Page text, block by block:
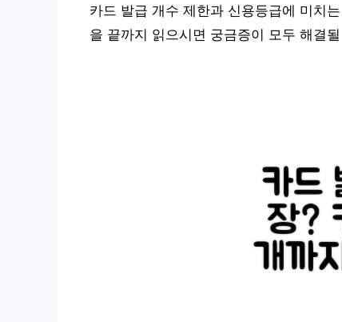
카드 발급 개수 제한과 신용등급에 미치
을 끝까지 읽으시면 궁금증이 모두 해결